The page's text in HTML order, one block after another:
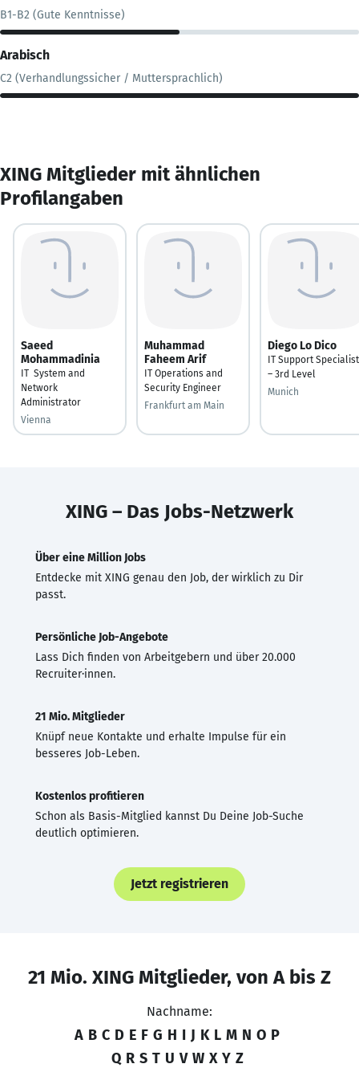
B1-B2 (Gute Kenntnisse)
Arabisch
C2 (Verhandlungssicher / Muttersprachlich)
XING Mitglieder mit ähnlichen
Profilangaben
Saeed
Mohammadinia
IT System and
Network
Administrator
Vienna
Muhammad
Faheem Arif
IT Operations and
Security Engineer
Frankfurt am Main
Diego Lo Dico
IT Support Specialist
– 3rd Level
Munich
XING – Das Jobs-Netzwerk
Über eine Million Jobs
Entdecke mit XING genau den Job, der wirklich zu Dir
passt.
Persönliche Job-Angebote
Lass Dich finden von Arbeitgebern und über 20.000
Recruiter·innen.
21 Mio. Mitglieder
Knüpf neue Kontakte und erhalte Impulse für ein
besseres Job-Leben.
Kostenlos profitieren
Schon als Basis-Mitglied kannst Du Deine Job-Suche
deutlich optimieren.
Jetzt registrieren
21 Mio. XING Mitglieder, von A bis Z
Nachname:
A B C D E F G H I J K L M N O P
Q R S T U V W X Y Z